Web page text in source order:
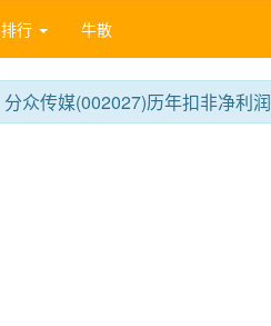
排行 牛散
分众传媒(002027)历年扣非净利润